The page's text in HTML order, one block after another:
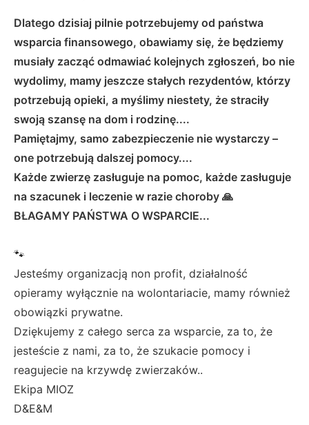
Dlatego dzisiaj pilnie potrzebujemy od państwa
wsparcia finansowego, obawiamy się, że będziemy
musiały zacząć odmawiać kolejnych zgłoszeń, bo nie
wydolimy, mamy jeszcze stałych rezydentów, którzy
potrzebują opieki, a myślimy niestety, że straciły
swoją szansę na dom i rodzinę....
Pamiętajmy, samo zabezpieczenie nie wystarczy –
one potrzebują dalszej pomocy....
Każde zwierzę zasługuje na pomoc, każde zasługuje
na szacunek i leczenie w razie choroby 🙏
BŁAGAMY PAŃSTWA O WSPARCIE...
🐾
Jesteśmy organizacją non profit, działalność
opieramy wyłącznie na wolontariacie, mamy również
obowiązki prywatne.
Dziękujemy z całego serca za wsparcie, za to, że
jesteście z nami, za to, że szukacie pomocy i
reagujecie na krzywdę zwierzaków..
Ekipa MIOZ
D&E&M